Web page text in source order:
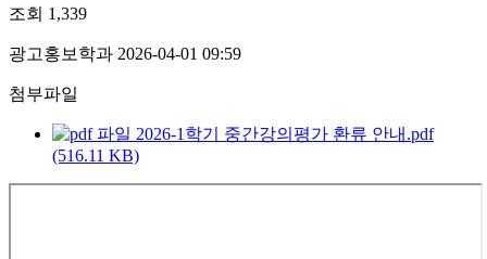
조회 1,339
광고홍보학과 2026-04-01 09:59
첨부파일
2026-1학기 중간강의평가 환류 안내.pdf
(516.11 KB)